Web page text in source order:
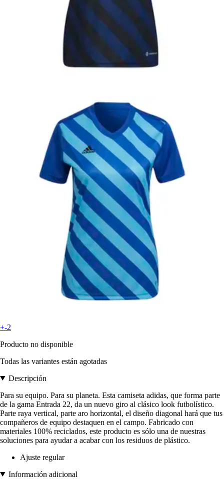
+-2
Producto no disponible
Todas las variantes están agotadas
Descripción
Para su equipo. Para su planeta. Esta camiseta adidas, que forma parte
de la gama Entrada 22, da un nuevo giro al clásico look futbolístico.
Parte raya vertical, parte aro horizontal, el diseño diagonal hará que tus
compañeros de equipo destaquen en el campo. Fabricado con
materiales 100% reciclados, este producto es sólo una de nuestras
soluciones para ayudar a acabar con los residuos de plástico.
Ajuste regular
Información adicional